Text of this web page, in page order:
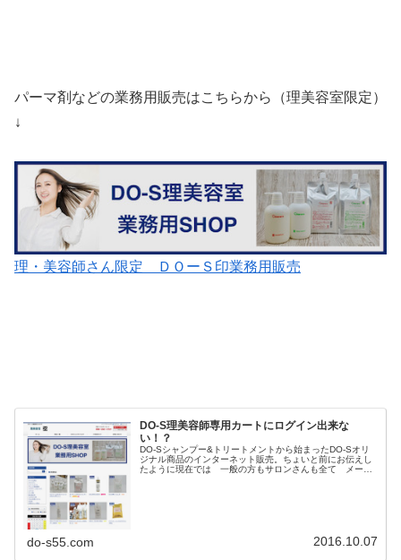
パーマ剤などの業務用販売はこちらから（理美容室限定）
↓
理・美容師さん限定 ＤＯーＳ印業務用販売
DO-S理美容師専用カートにログイン出来な
い！？
DO-Sシャンプー&トリートメントから始まったDO-Sオリ
ジナル商品のインターネット販売。ちょいと前にお伝えし
たように現在では 一般の方もサロンさんも全て メーカ
do-s55.com 2016.10.07